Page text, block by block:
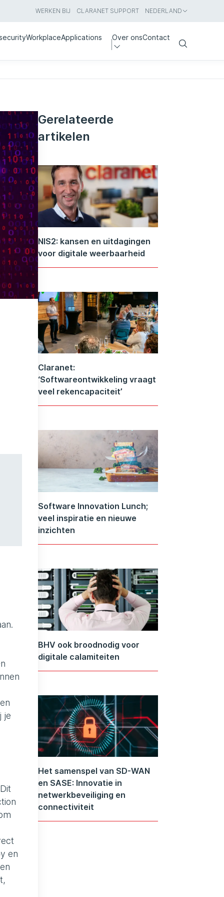
WERKEN BIJ CLARANET SUPPORT NEDERLAND
WorkplaceApplications Over onsContact
Search
je
en
Gerelateerde
artikelen
NIS2: kansen en uitdagingen
voor digitale weerbaarheid
Claranet:
‘Softwareontwikkeling vraagt
veel rekencapaciteit’
Software Innovation Lunch;
veel inspiratie en nieuwe
inzichten
BHV ook broodnodig voor
digitale calamiteiten
Het samenspel van SD-WAN
en SASE: Innovatie in
netwerkbeveiliging en
connectiviteit